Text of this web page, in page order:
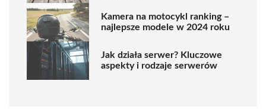
Kamera na motocykl ranking –
najlepsze modele w 2024 roku
Jak działa serwer? Kluczowe
aspekty i rodzaje serwerów